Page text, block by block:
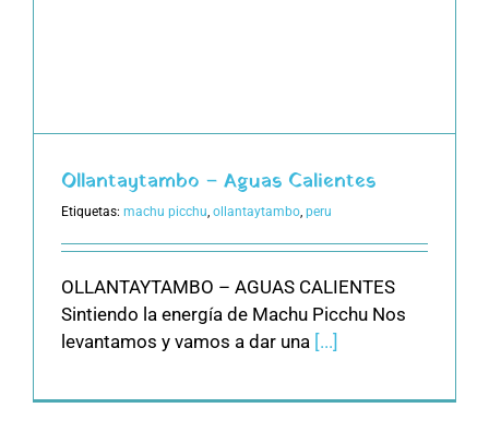
Ollantaytambo – Aguas Calientes
Etiquetas: machu picchu, ollantaytambo, peru
OLLANTAYTAMBO – AGUAS CALIENTES
Sintiendo la energía de Machu Picchu Nos
levantamos y vamos a dar una [...]